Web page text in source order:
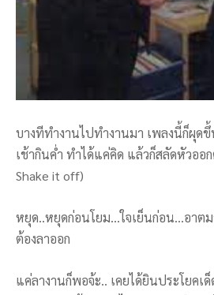
บางทีทำงานไปทำงานมา เพลงนี้ก็ผุด
เช้ากินค่ำ ทำได้แค่คิด แล้วก็สลัดหัวออ
Shake it off)
หยุด..หยุดก่อนโยม…ใจเย็นก่อน…อาต
ต้องลาออก
แค่ลางานก็พอจ้ะ.. เคยได้ยินประโยค